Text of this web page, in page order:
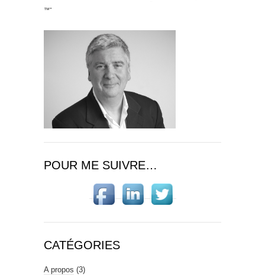
™"
POUR ME SUIVRE…
CATÉGORIES
A propos (3)